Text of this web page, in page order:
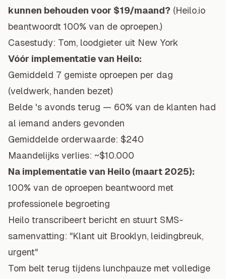
kunnen behouden voor $19/maand? (Heilo.io
beantwoordt 100% van de oproepen.)
Casestudy: Tom, loodgieter uit New York
Vóór implementatie van Heilo:
Gemiddeld 7 gemiste oproepen per dag
(veldwerk, handen bezet)
Belde 's avonds terug — 60% van de klanten had
al iemand anders gevonden
Gemiddelde orderwaarde: $240
Maandelijks verlies: ~$10.000
Na implementatie van Heilo (maart 2025):
100% van de oproepen beantwoord met
professionele begroeting
Heilo transcribeert bericht en stuurt SMS-
samenvatting: "Klant uit Brooklyn, leidingbreuk,
urgent"
Tom belt terug tijdens lunchpauze met volledige